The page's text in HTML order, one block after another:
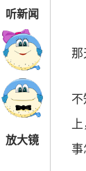
听新闻
放大镜
那
事